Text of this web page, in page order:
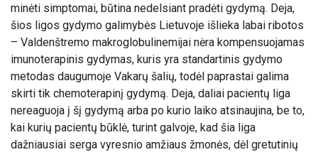
minėti simptomai, būtina nedelsiant pradėti gydymą. Deja,
šios ligos gydymo galimybės Lietuvoje išlieka labai ribotos
– Valdenštremo makroglobulinemijai nėra kompensuojamas
imunoterapinis gydymas, kuris yra standartinis gydymo
metodas daugumoje Vakarų šalių, todėl paprastai galima
skirti tik chemoterapinį gydymą. Deja, daliai pacientų liga
nereaguoja į šį gydymą arba po kurio laiko atsinaujina, be to,
kai kurių pacientų būklė, turint galvoje, kad šia liga
dažniausiai serga vyresnio amžiaus žmonės, dėl gretutinių